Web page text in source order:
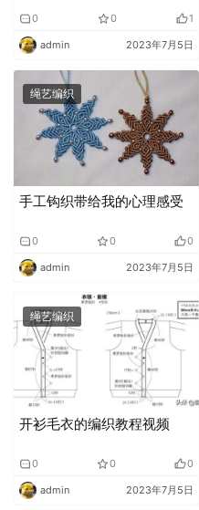
0 0 1
admin 2023年7月5日
绳艺编织
手工钩织带给我的心理感受
0 0 0
admin 2023年7月5日
绳艺编织
开衫毛衣的编织教程视频
0 0 0
admin 2023年7月5日